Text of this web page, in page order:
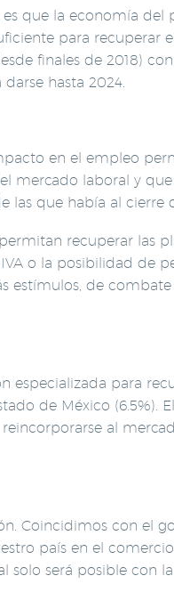
que la economía del
para
finales de 2018)
hasta 2024.
en el empleo
mercado laboral y
las que había al
recuperar las
o la posibilidad de
de
para
de México
al
Coincidimos con el
país en el
será posible con